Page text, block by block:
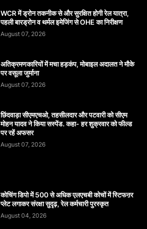
WCR में ड्रोन तकनीक से और सुरक्षित होगी रेल यात्रा,
पहली बारड्रोन व थर्मल इमेजिंग से OHE का निरीक्षण
August 07, 2026
अतिक्रमणकारियों में मचा हड़कंप, मोबाइल अदालत ने मौके
पर वसूला जुर्माना
August 07, 2026
छिंदवाड़ा सीएमएचओ, तहसीलदार और पटवारी को सीएम
मोहन यादव ने किया सस्पेंड. कहा- हर शुक्रवार को फील्ड
पर रहें अफसर
August 07, 2026
कोचिंग डिपो में 500 से अधिक एलएचबी कोचों में स्टिफऩर
प्लेट लगाकर संरक्षा सुदृढ़, रेल कर्मचारी पुरस्कृत
August 04, 2026